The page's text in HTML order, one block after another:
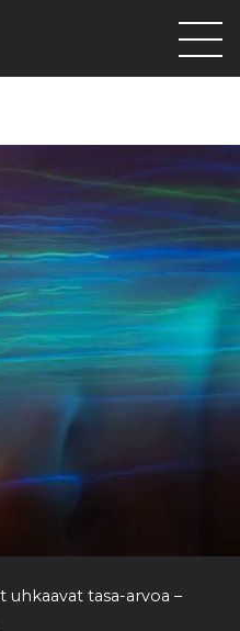
Etsi
tasa-arvoa –